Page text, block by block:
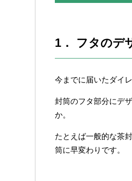
1． フタのデ
今までに届いたダイ
封筒のフタ部分にデ
か。
たとえば一般的な茶
筒に早変わりです。